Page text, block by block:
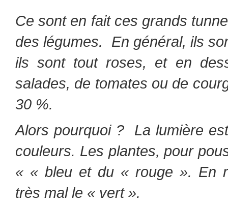
Ce sont en fait ces grands
des légumes. En général, ils
ils sont tout roses, et en
salades, de tomates ou de
30 %.
Alors pourquoi ? La lumière
couleurs. Les plantes, pour
« « bleu et du « rouge ». En
très mal le « vert ».